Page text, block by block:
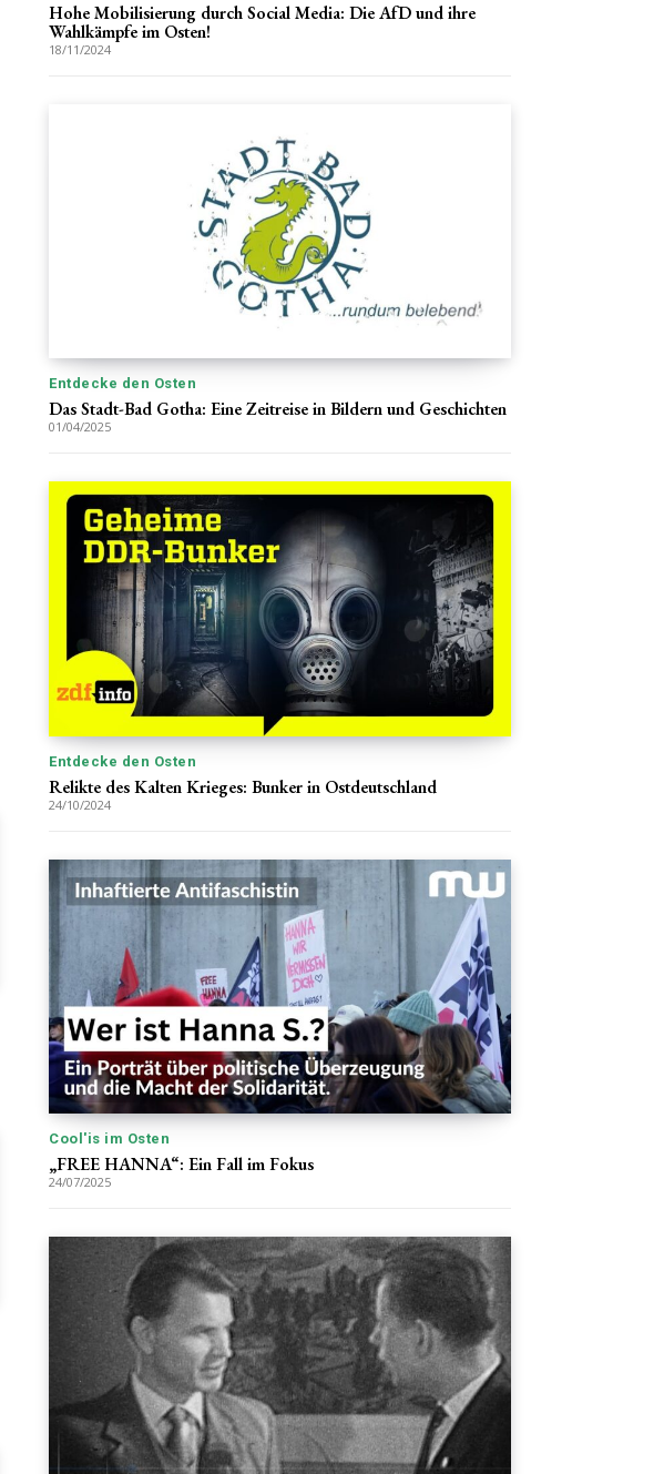
Hohe Mobilisierung durch Social Media: Die AfD und ihre
Wahlkämpfe im Osten!
18/11/2024
Entdecke den Osten
Das Stadt-Bad Gotha: Eine Zeitreise in Bildern und Geschichten
01/04/2025
Entdecke den Osten
Relikte des Kalten Krieges: Bunker in Ostdeutschland
24/10/2024
Cool'is im Osten
„FREE HANNA“: Ein Fall im Fokus
24/07/2025